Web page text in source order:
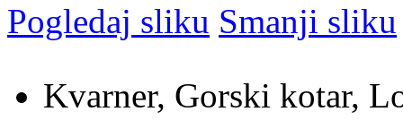
Pogledaj sliku Smanji sliku
Kvarner, Gorski kotar,